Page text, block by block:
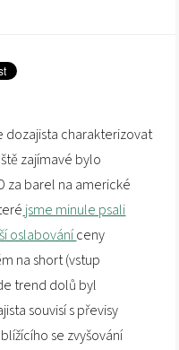
charakterizovat
zajímavé bylo
za barel na americké
jsme minule psali
oslabováníceny
na short (vstup
trend dolů byl
souvisí s převisy
se zvyšování